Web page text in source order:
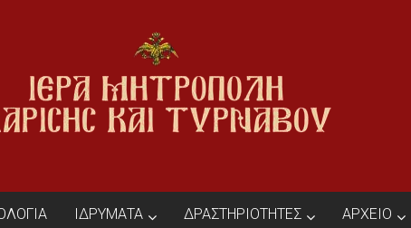
ΙΔΡΥΜΑΤΑ ΔΡΑΣΤΗΡΙΟΤΗΤΕΣ ΑΡΧΕΙΟ